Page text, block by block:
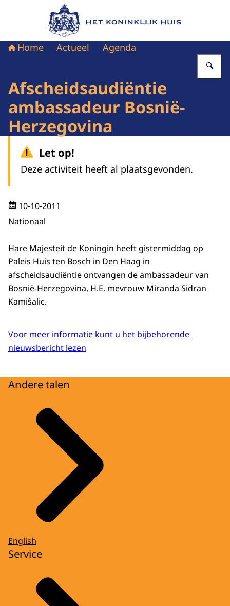
Naar de homepage van Het Koninklijk Huis
Home Actueel Agenda
Afscheidsaudiëntie
ambassadeur Bosnië-
Herzegovina
Let op!
Deze activiteit heeft al plaatsgevonden.
10-10-2011
Nationaal
Hare Majesteit de Koningin heeft gistermiddag op
Paleis Huis ten Bosch in Den Haag in
afscheidsaudiëntie ontvangen de ambassadeur van
Bosnië-Herzegovina, H.E. mevrouw Miranda Sidran
Kamiŝalic.
Voor meer informatie kunt u het bijbehorende
nieuwsbericht lezen
Andere talen
English
Service